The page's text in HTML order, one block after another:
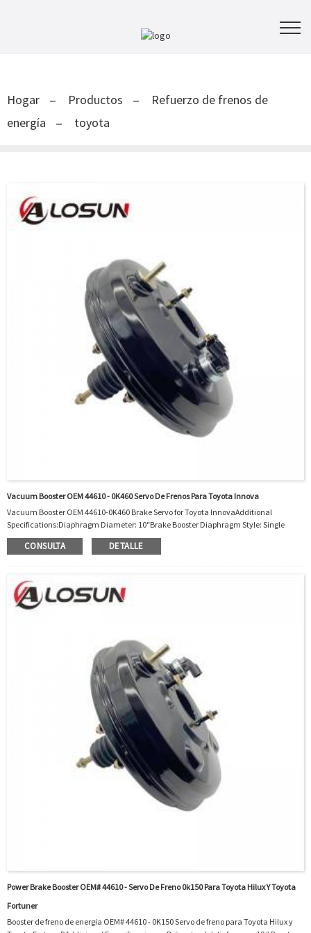
Hogar Productos
Refuerzo de frenos de
energía
toyota
Vacuum Booster OEM 44610 - 0K460 Servo De Frenos Para Toyota Innova
Vacuum Booster OEM 44610-0K460 Brake Servo for Toyota InnovaAdditional
Specifications:Diaphragm Diameter: 10″Brake Booster Diaphragm Style: Single
DiaphragmMaterial: SteelMaster Cylinder Included: NoOEM Interchange:
446100K460OEM 44610-0K460 is fit for Toyota Innova/Kijang GUN14 , Toyota Fortuner
CONSULTA DETALLE
Power Brake Booster OEM# 44610 - Servo De Freno 0k150 Para Toyota Hilux Y Toyota
Fortuner
Booster de freno de energía OEM# 44610 - 0K150 Servo de freno para Toyota Hilux y